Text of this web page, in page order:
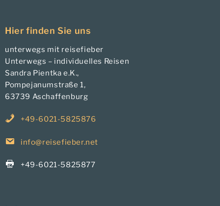
Hier finden Sie uns
unterwegs mit reisefieber
Unterwegs – individuelles Reisen
Sandra Pientka e.K.,
Pompejanumstraße 1,
63739 Aschaffenburg
+49-6021-5825876
info@reisefieber.net
+49-6021-5825877